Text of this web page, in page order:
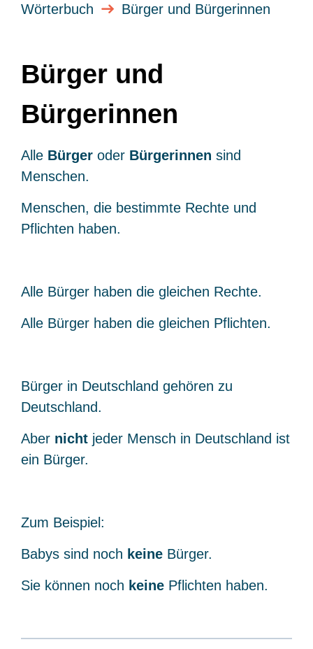
Wörterbuch
Bürger und Bürgerinnen
Bürger und
Bürgerinnen
Alle Bürger oder Bürgerinnen sind
Menschen.
Menschen, die bestimmte Rechte und
Pflichten haben.
Alle Bürger haben die gleichen Rechte.
Alle Bürger haben die gleichen Pflichten.
Bürger in Deutschland gehören zu
Deutschland.
Aber nicht jeder Mensch in Deutschland ist
ein Bürger.
Zum Beispiel:
Babys sind noch keine Bürger.
Sie können noch keine Pflichten haben.